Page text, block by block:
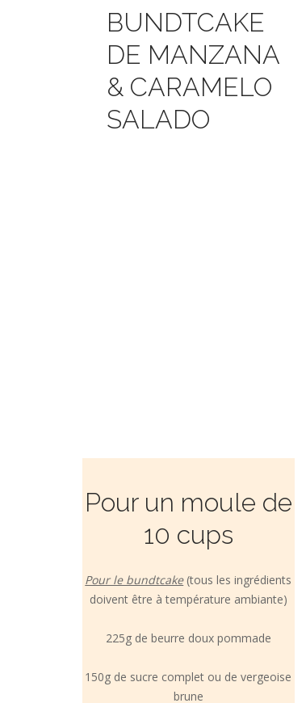
BUNDTCAKE
DE MANZANA
& CARAMELO
SALADO
Pour un moule de
10 cups
Pour le bundtcake(tous les ingrédients
doivent être à température ambiante)
225g de beurre doux pommade
150g de sucre complet ou de vergeoise
brune